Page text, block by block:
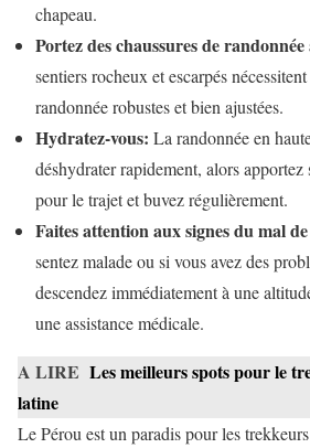
chapeau.
Portez des chaussures de
sentiers rocheux et escarpés
randonnée robustes et bien ajustées.
Hydratez-vous: La randonnée en
déshydrater rapidement, alors apportez
pour le trajet et buvez régulièrement.
Faites attention aux signes du mal
sentez malade ou si vous avez des
descendez immédiatement à une
une assistance médicale.
A LIRE Les meilleurs spots pour le
latine
Le Pérou est un paradis pour les